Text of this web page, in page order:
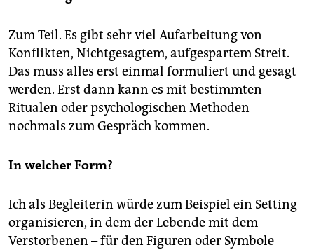
Zum Teil. Es gibt sehr viel Aufarbeitung von
Konflikten, Nichtgesagtem, aufgespartem Streit.
Das muss alles erst einmal formuliert und gesagt
werden. Erst dann kann es mit bestimmten
Ritualen oder psychologischen Methoden
nochmals zum Gespräch kommen.
In welcher Form?
Ich als Begleiterin würde zum Beispiel ein Setting
organisieren, in dem der Lebende mit dem
Verstorbenen – für den Figuren oder Symbole